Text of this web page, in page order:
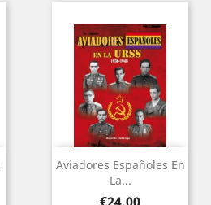
Aviadores Españoles En
La...
Price